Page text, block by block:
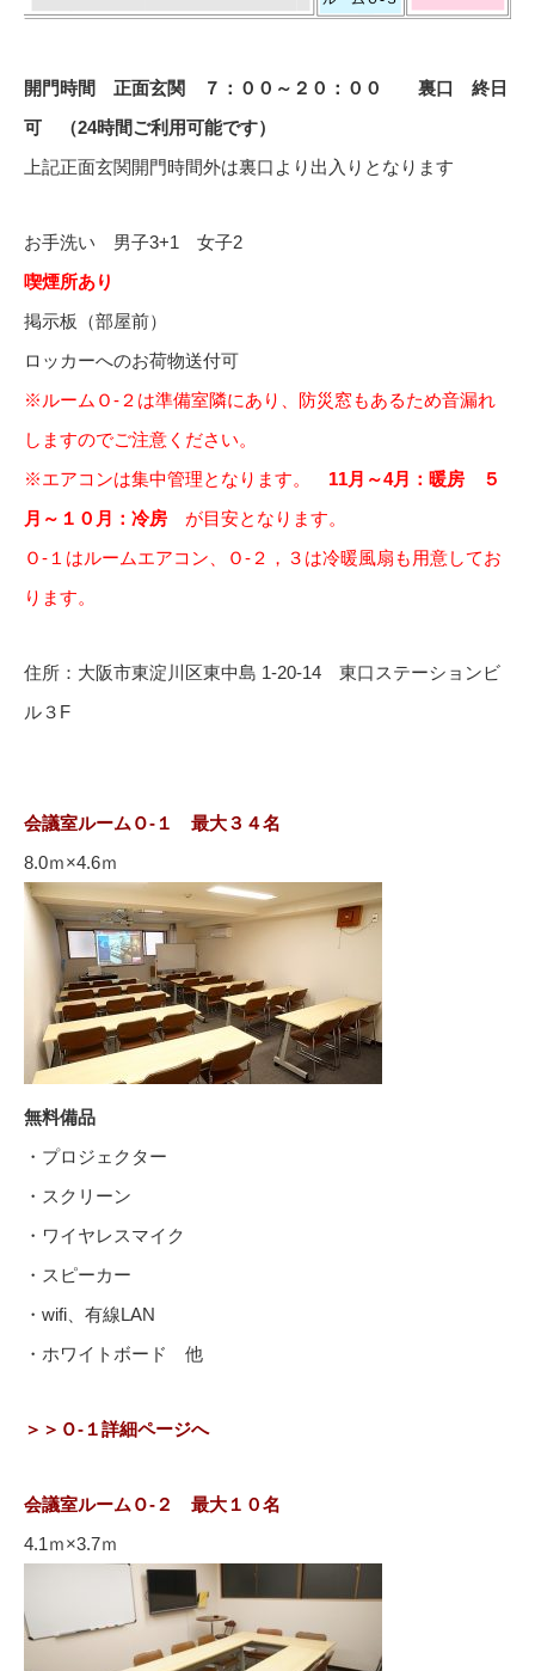
開門時間 正面玄関 ７：００～２０：００ 裏口 終日
可 （24時間ご利用可能です）
上記正面玄関開門時間外は裏口より出入りとなります
お手洗い 男子3+1 女子2
喫煙所あり
掲示板（部屋前）
ロッカーへのお荷物送付可
※ルームＯ-２は準備室隣にあり、防災窓もあるため音漏れ
しますのでご注意ください。
※エアコンは集中管理となります。 11月～4月：暖房 ５
月～１０月：冷房 が目安となります。
Ｏ-１はルームエアコン、Ｏ-２，３は冷暖風扇も用意してお
ります。
住所：大阪市東淀川区東中島 1-20-14 東口ステーションビ
ル３F
会議室ルームＯ-１ 最大３４名
8.0ｍ×4.6ｍ
無料備品
・プロジェクター
・スクリーン
・ワイヤレスマイク
・スピーカー
・wifi、有線LAN
・ホワイトボード 他
＞＞Ｏ-１詳細ページへ
会議室ルームＯ-２ 最大１０名
4.1ｍ×3.7ｍ